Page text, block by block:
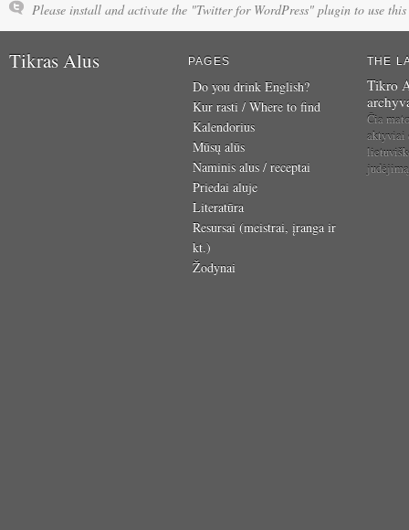
Please install and activate the "Twitter for WordPress" plugin to use this
Tikras Alus PAGES
Do you drink English?
Kur rasti / Where to find
Kalendorius
Mūsų alūs
Naminis alus / receptai
Priedai aluje
Literatūra
Resursai (meistrai, įranga ir
kt.)
Žodynai
THE
Tikro
Čia
aktyviai